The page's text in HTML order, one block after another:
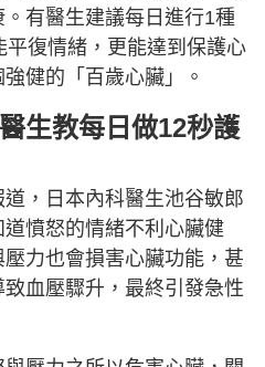
有醫生建議每日進行1種
復情緒，更能達到保護心
健的「百歲心臟」。
生教每日做12秒護
道，日本內科醫生池谷敏郎
憤怒的情緒不利心臟健
力也會損害心臟功能，甚
血壓驟升，最終引發急性